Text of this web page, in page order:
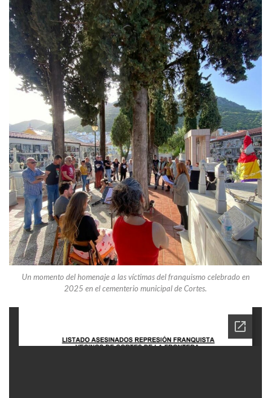
Un momento del homenaje a las víctimas del franquismo celebrado en
2025 en el cementerio municipal de Cortes.